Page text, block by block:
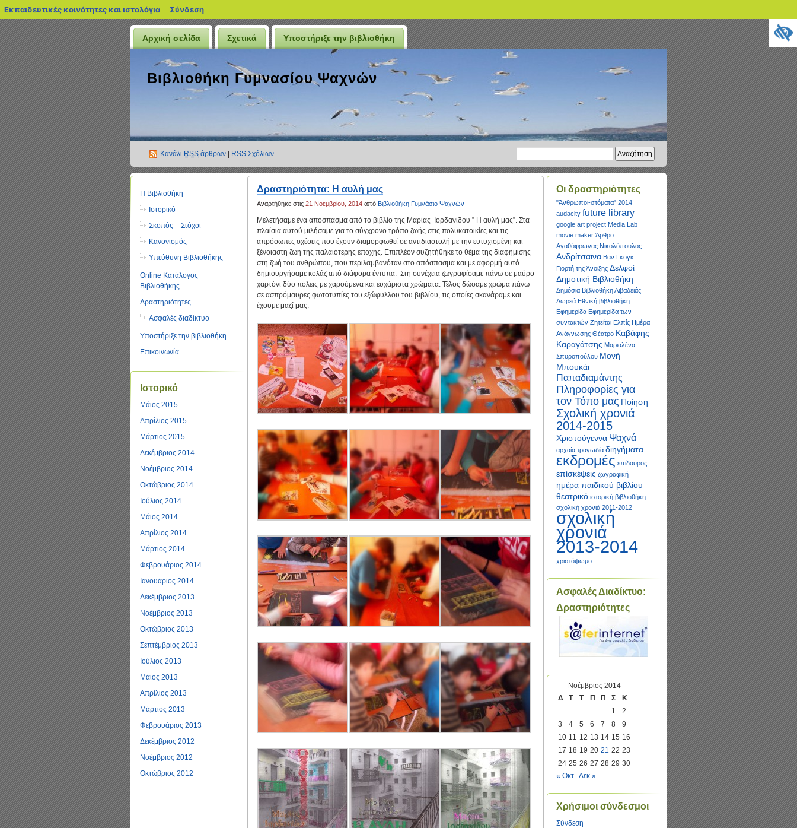
Εκπαιδευτικές κοινότητες και ιστολόγια blogs.sch.gr
Σύνδεση
Αρχική σελίδα Σχετικά Υποστήριξε την βιβλιοθήκη
Βιβλιοθήκη Γυμνασίου Ψαχνών
Κανάλι RSS άρθρων RSS Σχόλιων
Η Βιβλιοθήκη
Ιστορικό
Σκοπός – Στόχοι
Κανονισμός
Υπεύθυνη Βιβλιοθήκης
Online Κατάλογος
Βιβλιοθήκης
Δραστηριότητες
Ασφαλές διαδίκτυο
Υποστήριξε την βιβλιοθήκη
Επικοινωνία
Ιστορικό
Μάιος 2015
Απρίλιος 2015
Μάρτιος 2015
Δεκέμβριος 2014
Νοέμβριος 2014
Οκτώβριος 2014
Ιούλιος 2014
Μάιος 2014
Απρίλιος 2014
Μάρτιος 2014
Φεβρουάριος 2014
Ιανουάριος 2014
Δεκέμβριος 2013
Νοέμβριος 2013
Οκτώβριος 2013
Σεπτέμβριος 2013
Ιούλιος 2013
Μάιος 2013
Απρίλιος 2013
Μάρτιος 2013
Φεβρουάριος 2013
Δεκέμβριος 2012
Νοέμβριος 2012
Οκτώβριος 2012
Δραστηριότητα: Η αυλή μας
Αναρτήθηκε στις 21 Νοεμβρίου, 2014 από Βιβλιοθήκη Γυμνάσιο Ψαχνών
Μελετήσαμε ένα απόσπασμα από το βιβλίο της Μαρίας Ιορδανίδου ” Η αυλή μας”. Στα
πλαίσια αυτού μιλήσαμε για το σύγχρονο τρόπο ζωής στις πολυκατοικίες και τις
απρόσωπες σχέσεις που έχουν διαμορφωθεί σε αντιδιαστολή με την ευτυχισμένη και
ξένοιαστη ζωή της παλαιότερης εποχής. Επιπλέον συζητήθηκε το θέμα της διαφήμισης
στη ζωή του ανθρώπου, που περιλαμβανόταν στο απόσπασμα και με αφορμή αυτό
δημιουργήσαμε κολάζ από διάφορα έντυπα. Στη συνέχεια ζωγραφίσαμε πάνω σε μαύρο
χαρτόνι δύο πόλεις με χαρούμενα και ευχάριστα χρώματα. Τέλος δώσαμε χρώμα πάνω
σε ασπρόμαυρες φωτοτυπίες του εξώφυλλου του βιβλίου, τις οποίες σκανάραμε και
έχουμε μαζί μας.
Οι δραστηριότητες
"Άνθρωποι-στόματα" 2014
audacity future library
google art project Media Lab
movie maker Άρθρο
Αγαθόφρωνας Νικολόπουλος
Ανδρίτσαινα Βαν Γκογκ
Γιορτή της Άνοιξης Δελφοί
Δημοτική Βιβλιοθήκη
Δημόσια Βιβλιοθήκη Λιβαδειάς
Δωρεά Εθνική βιβλιοθήκη
Εφημερίδα Εφημερίδα των
συντακτών Ζητείται Ελπίς Ημέρα
Ανάγνωσης Θέατρο Καβάφης
Καραγάτσης Μαριαλένα
Σπυροπούλου Μονή
Μπουκάι
Παπαδιαμάντης
Πληροφορίες για
τον Τόπο μας Ποίηση
Σχολική χρονιά
2014-2015
Χριστούγεννα Ψαχνά
αρχαία τραγωδία διηγήματα
εκδρομές επίδαυρος
επίσκέψεις ζωγραφική
ημέρα παιδικού βιβλίου
θεατρικό ιστορική βιβλιοθήκη
σχολική χρονιά 2011-2012
σχολική
χρονιά
2013-2014
χριστόψωμο
Ασφαλές Διαδίκτυο:
Δραστηριότητες
Νοέμβριος 2014
Δ
Τ Τ Π Π Σ
Κ
1
2
3
4 5 6 7 8
9
10 11 12 13 14 15 16
17 18 19 20 21 22 23
24 25 26 27 28 29 30
« Οκτ Δεκ »
Χρήσιμοι σύνδεσμοι
Σύνδεση